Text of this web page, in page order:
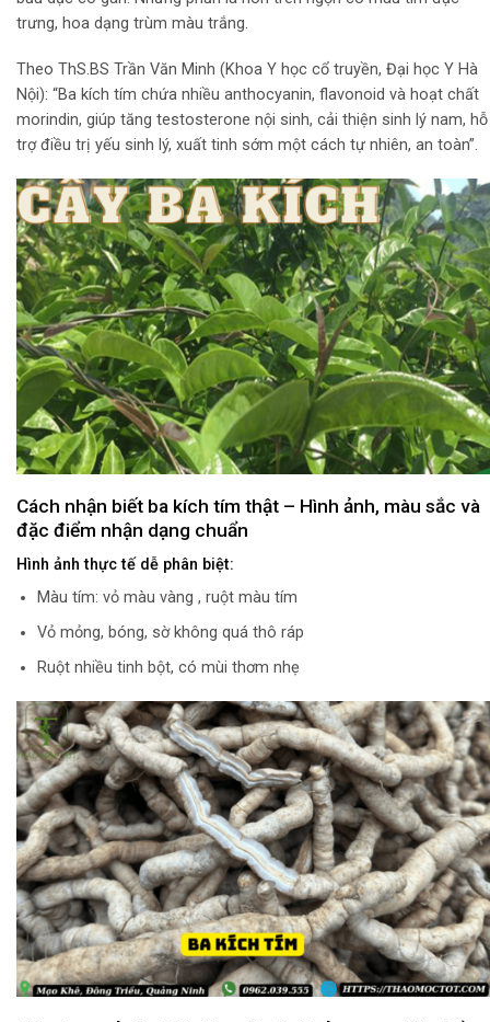
trưng, hoa dạng trùm màu trắng.
Theo ThS.BS Trần Văn Minh (Khoa Y học cổ truyền, Đại học Y Hà
Nội): “Ba kích tím chứa nhiều anthocyanin, flavonoid và hoạt chất
morindin, giúp tăng testosterone nội sinh, cải thiện sinh lý nam, hỗ
trợ điều trị yếu sinh lý, xuất tinh sớm một cách tự nhiên, an toàn”.
Cách nhận biết ba kích tím thật – Hình ảnh, màu sắc và
đặc điểm nhận dạng chuẩn
Hình ảnh thực tế dễ phân biệt:
Màu tím: vỏ màu vàng , ruột màu tím
Vỏ mỏng, bóng, sờ không quá thô ráp
Ruột nhiều tinh bột, có mùi thơm nhẹ